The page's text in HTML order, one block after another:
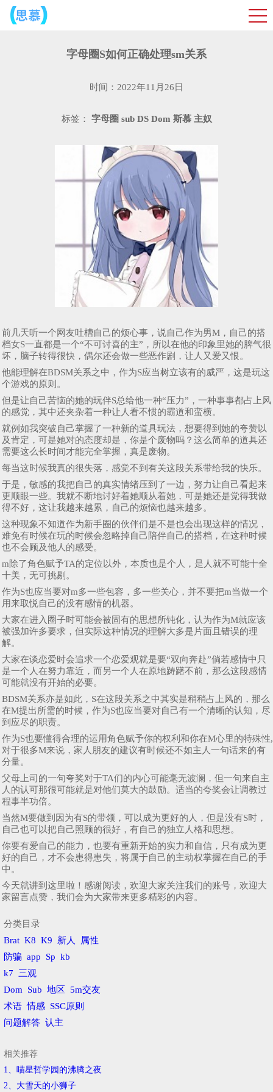
字母圈S如何正确处理sm关系
时间：2022年11月26日
标签： 字母圈 sub DS Dom 斯慕 主奴
前几天听一个网友吐槽自己的烦心事，说自己作为男M，自己的搭
档女S一直都是一个“不可讨喜的主”，所以在他的印象里她的脾气很
坏，脑子转得很快，偶尔还会做一些恶作剧，让人又爱又恨。
他能理解在BDSM关系之中，作为S应当树立该有的威严，这是玩这
个游戏的原则。
但是让自己苦恼的她的玩伴S总给他一种“压力”，一种事事都占上风
的感觉，其中还夹杂着一种让人看不惯的霸道和蛮横。
就例如我突破自己掌握了一种新的道具玩法，想要得到她的夸赞以
及肯定，可是她对的态度却是，你是个废物吗？这么简单的道具还
需要这么长时间才能完全掌握，真是废物。
每当这时候我真的很失落，感觉不到有关这段关系带给我的快乐。
于是，敏感的我把自己的真实情绪压到了一边，努力让自己看起来
更顺眼一些。我就不断地讨好着她顺从着她，可是她还是觉得我做
得不好，这让我越来越累，自己的烦恼也越来越多。
这种现象不知道作为新手圈的伙伴们是不是也会出现这样的情况，
难免有时候在玩的时候会忽略掉自己陪伴自己的搭档，在这种时候
也不会顾及他人的感受。
m除了角色赋予TA的定位以外，本质也是个人，是人就不可能十全
十美，无可挑剔。
作为S也应当要对m多一些包容，多一些关心，并不要把m当做一个
用来取悦自己的没有感情的机器。
大家在进入圈子时可能会被固有的思想所钝化，认为作为M就应该
被强加许多要求，但实际这种情况的理解大多是片面且错误的理
解。
大家在谈恋爱时会追求一个恋爱观就是要“双向奔赴”倘若感情中只
是一个人在努力靠近，而另一个人在原地踌躇不前，那么这段感情
可能就没有开始的必要。
BDSM关系亦是如此，S在这段关系之中其实是稍稍占上风的，那么
在M提出所需的时候，作为S也应当要对自己有一个清晰的认知，尽
到应尽的职责。
作为S也要懂得合理的运用角色赋予你的权利和你在M心里的特殊性,
对于很多M来说，家人朋友的建议有时候还不如主人一句话来的有
分量。
父母上司的一句夸奖对于TA们的内心可能毫无波澜，但一句来自主
人的认可那很可能就是对他们莫大的鼓励。适当的夸奖会让调教过
程事半功倍。
当然M要做到因为有S的带领，可以成为更好的人，但是没有S时，
自己也可以把自己照顾的很好，有自己的独立人格和思想。
你要有爱自己的能力，也要有重新开始的实力和自信，只有成为更
好的自己，才不会患得患失，将属于自己的主动权掌握在自己的手
中。
今天就讲到这里啦！感谢阅读，欢迎大家关注我们的账号，欢迎大
家留言点赞，我们会为大家带来更多精彩的内容。
分类目录
Brat K8 K9 新人
属性
防骗 app Sp kb
k7
三观
Dom
Sub 地区
5m交友
术语 情感 SSC原则
问题解答 认主
相关推荐
1、喵星哲学园的沸腾之夜
2、​大雪天的小狮子